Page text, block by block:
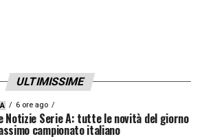
ULTIMISSIME
6 ore ago
Notizie Serie A: tutte le novità del giorno
campionato italiano